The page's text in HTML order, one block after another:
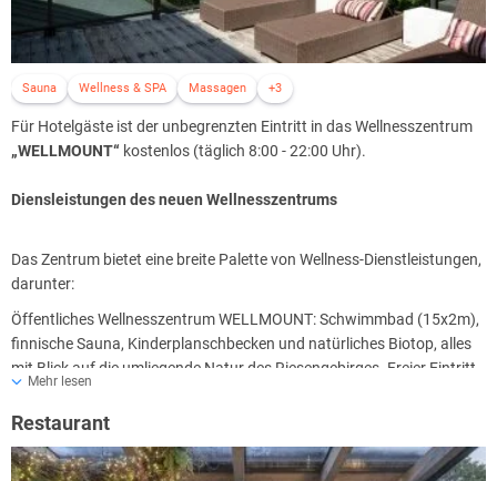
Sauna Wellness & SPA Massagen +3
Für Hotelgäste ist der unbegrenzten Eintritt in das Wellnesszentrum
„WELLMOUNT“ kostenlos (täglich 8:00 - 22:00 Uhr).
Diensleistungen des neuen Wellnesszentrums
Das Zentrum bietet eine breite Palette von Wellness-Dienstleistungen,
darunter:
Öffentliches Wellnesszentrum WELLMOUNT: Schwimmbad (15x2m),
finnische Sauna, Kinderplanschbecken und natürliches Biotop, alles
mit Blick auf die umliegende Natur des Riesengebirges. Freier Eintritt
Private Wellness. Eine Privatsauna und ein Schwimmbad (max. 8
des Geistes bei. Die Kosten hierfür werden extra berechnet.
Mehr lesen
Restaurant